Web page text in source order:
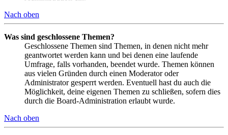
Nach oben
Was sind geschlossene Themen?
Geschlossene Themen sind Themen, in denen nicht mehr
geantwortet werden kann und bei denen eine laufende
Umfrage, falls vorhanden, beendet wurde. Themen können
aus vielen Gründen durch einen Moderator oder
Administrator gesperrt werden. Eventuell hast du auch die
Möglichkeit, deine eigenen Themen zu schließen, sofern dies
durch die Board-Administration erlaubt wurde.
Nach oben